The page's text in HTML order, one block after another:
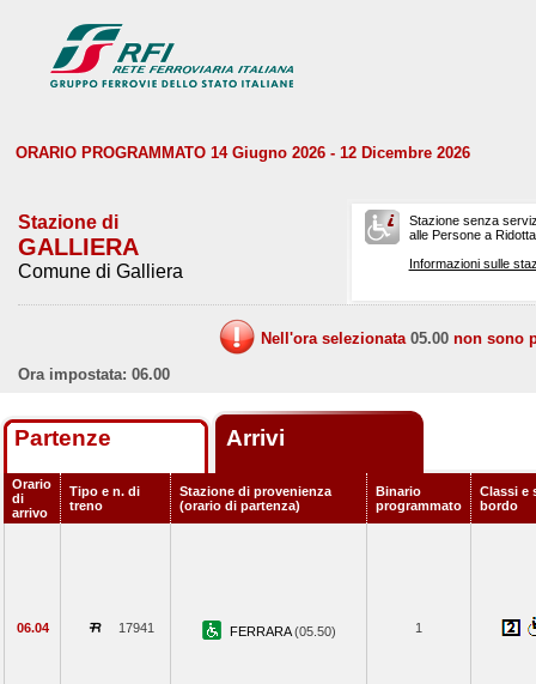
ORARIO PROGRAMMATO 14 Giugno 2026 - 12 Dicembre 2026
Stazione di
GALLIERA
Comune di Galliera
Stazione senza
alle Persone a
Informazioni sulle
Nell'ora selezionata 05.00 non sono
Ora impostata: 06.00
Partenze Arrivi
Orario
di
arrivo
Tipo e n. di
treno
Stazione di provenienza
(orario di partenza)
Binario
programmato
Classi e
bordo
06.04 17941 FERRARA(05.50) 1